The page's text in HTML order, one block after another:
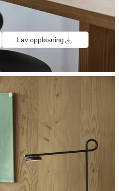
Lav oppløsning